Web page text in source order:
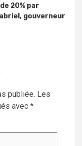
20% par
gouverneur
publiée. Les
avec *